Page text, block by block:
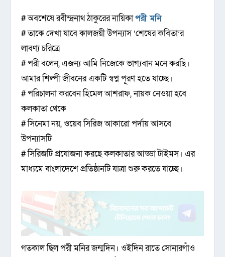
# অবশেষে রবীন্দ্রনাথ ঠাকুরের নায়িকাপরী মনি
# তাকে দেখা যাবে কালজয়ী উপন্যাস ‘শেষের কবিতা’র
লাবণ্য চরিত্রে
# পরী বলেন, এজন্য আমি নিজেকে ভাগ্যবান মনে করছি।
আমার শিল্পী জীবনের একটি স্বপ্ন পূরণ হতে যাচ্ছে।
# পরিচালনা করবেন হিমেল আশরাফ, নায়ক নেওয়া হবে
কলকাতা থেকে
# সিনেমা নয়, ওয়েব সিরিজ আকারো পর্দায় আসবে
উপন্যাসটি
# সিরিজটি প্রযোজনা করছে কলকাতার আড্ডা টাইমস। এর
মাধ্যমে বাংলাদেশে প্রতিষ্ঠানটি যাত্রা শুরু করতে যাচ্ছে।
গতকাল ছিল পরী মনির জন্মদিন। ওইদিন রাতে সোনারগাঁও